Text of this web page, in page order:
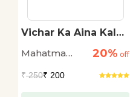
Vichar Ka Aina Kala
Mahatma Gandhi
Mahatma
20% off
₹250₹ 200